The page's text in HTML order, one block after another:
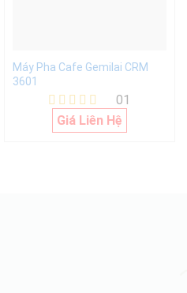
Máy Pha Cafe Gemilai CRM
3601
Được xếp
hạng
01
Giá Liên Hệ